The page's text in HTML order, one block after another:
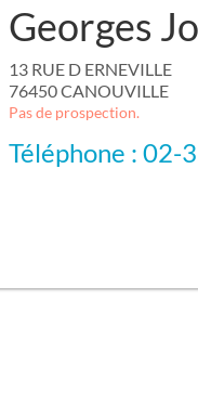
Georges
13 RUE D ERNEVILLE
76450CANOUVILLE
Pas de prospection.
Téléphone : 02-